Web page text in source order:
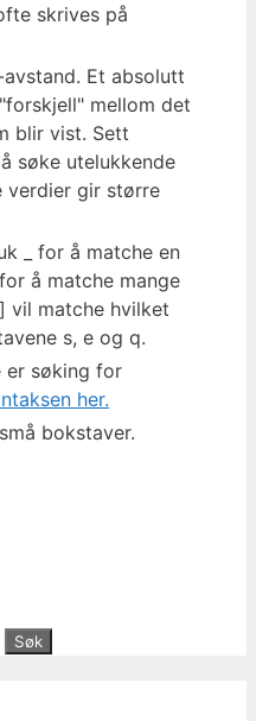
skrives på
Et absolutt
mellom det
blir vist. Sett
søke utelukkende
verdier gir større
_ for å matche en
å matche mange
vil matche hvilket
s, e og q.
er søking for
her.
bokstaver.